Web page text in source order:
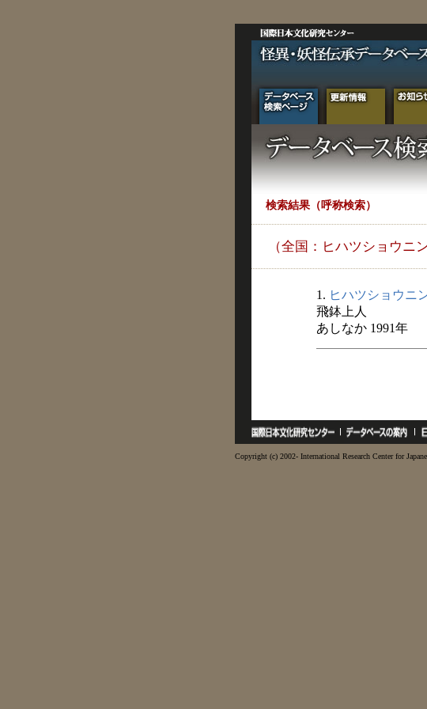
検索結果（呼称検索）
（全国：ヒハツショウニン
1. ヒハツショウニ
飛鉢上人
あしなか 1991年
Copyright (c) 2002- International Research Center for